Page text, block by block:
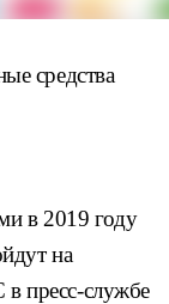
средства
в 2019 году
на
пресс-службе